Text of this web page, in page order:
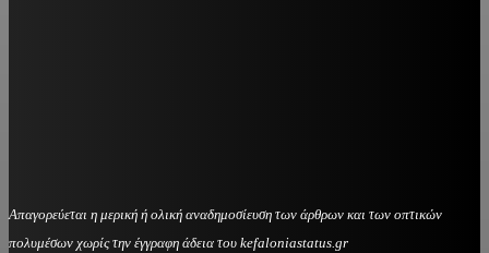
Απαγορεύεται η μερική ή ολική αναδημοσίευση των άρθρων και των οπτικών
πολυμέσων χωρίς την έγγραφη άδεια του kefaloniastatus.gr